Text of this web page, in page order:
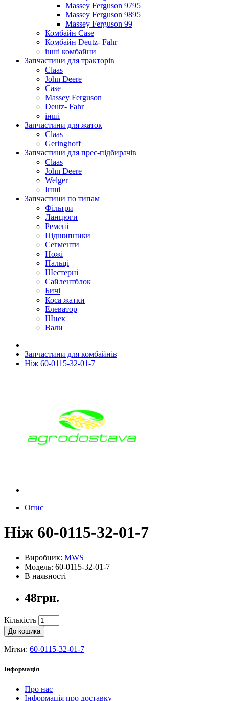
Massey Ferguson 9795
Massey Ferguson 9895
Massey Ferguson 99
Комбайн Case
Комбайн Deutz- Fahr
інші комбайни
Запчастини для тракторів
Claas
John Deere
Case
Massey Ferguson
Deutz- Fahr
інші
Запчастини для жаток
Claas
Geringhoff
Запчастини для прес-підбирачів
Claas
John Deere
Welger
Інші
Запчастини по типам
Фільтри
Ланцюги
Ремені
Підшипники
Сегменти
Ножі
Пальці
Шестерні
Сайлентблок
Бичі
Коса жатки
Елеватор
Шнек
Вали
Запчастини для комбайнів
Ніж 60-0115-32-01-7
Опис
Ніж 60-0115-32-01-7
Виробник: MWS
Модель: 60-0115-32-01-7
В наявності
48грн.
Кількість
До кошика
Мітки: 60-0115-32-01-7
Інформація
Про нас
Інформація про доставку